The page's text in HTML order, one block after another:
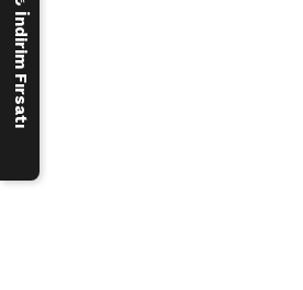
250 ₺ İndirim Fırsatı